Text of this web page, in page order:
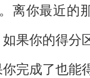
离你最近的
果你的得分
完成了也能